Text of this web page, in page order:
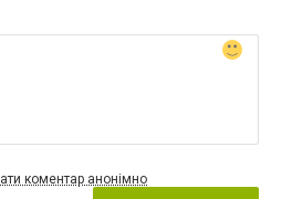
коментар анонімно